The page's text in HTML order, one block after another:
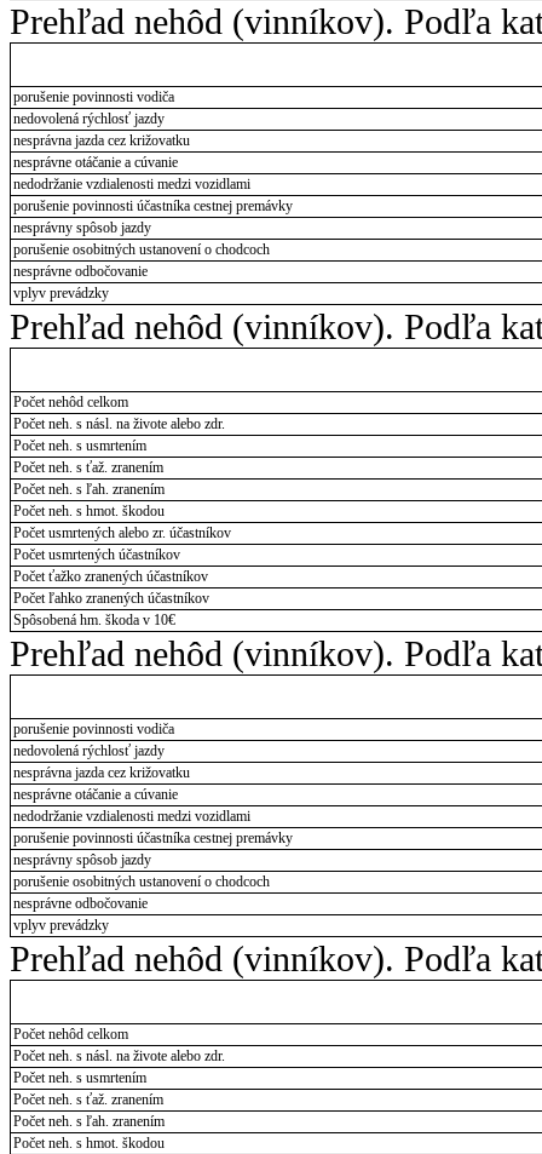
Prehľad nehôd (vinníkov). Podľa
porušenie povinnosti vodiča
nedovolená rýchlosť jazdy
nesprávna jazda cez križovatku
nesprávne otáčanie a cúvanie
nedodržanie vzdialenosti medzi vozidlami
porušenie povinnosti účastníka cestnej premávky
nesprávny spôsob jazdy
porušenie osobitných ustanovení o chodcoch
nesprávne odbočovanie
vplyv prevádzky
Prehľad nehôd (vinníkov). Podľa
Počet nehôd celkom
Počet neh. s násl. na živote alebo zdr.
Počet neh. s usmrtením
Počet neh. s ťaž. zranením
Počet neh. s ľah. zranením
Počet neh. s hmot. škodou
Počet usmrtených alebo zr. účastníkov
Počet usmrtených účastníkov
Počet ťažko zranených účastníkov
Počet ľahko zranených účastníkov
Spôsobená hm. škoda v 10€
Prehľad nehôd (vinníkov). Podľa
porušenie povinnosti vodiča
nedovolená rýchlosť jazdy
nesprávna jazda cez križovatku
nesprávne otáčanie a cúvanie
nedodržanie vzdialenosti medzi vozidlami
porušenie povinnosti účastníka cestnej premávky
nesprávny spôsob jazdy
porušenie osobitných ustanovení o chodcoch
nesprávne odbočovanie
vplyv prevádzky
Prehľad nehôd (vinníkov). Podľa
Počet nehôd celkom
Počet neh. s násl. na živote alebo zdr.
Počet neh. s usmrtením
Počet neh. s ťaž. zranením
Počet neh. s ľah. zranením
Počet neh. s hmot. škodou